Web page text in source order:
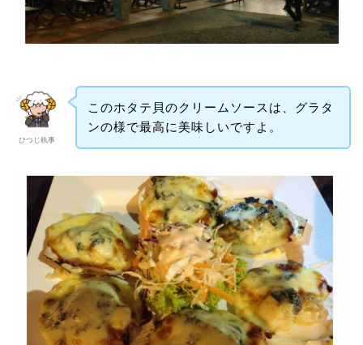
ひつじ執事
このホタテ貝のクリームソースは、グラタ
ンの様で最高に美味しいですよ。